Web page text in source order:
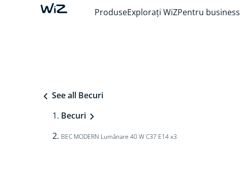
ProduseExplorați WiZPentru business
See all Becuri
Becuri
BEC MODERN Lumânare 40 W C37 E14 x3